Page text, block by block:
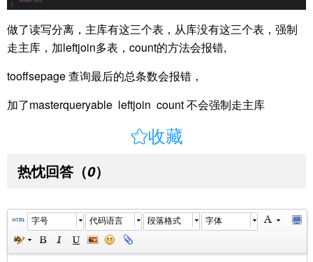
做了读写分离，主库有这三个表，从库没有这三个表，强制
走主库，加leftjoin多表，count的方法会报错,
tooffsepage 查询最后的总条数会报错，
加了masterqueryable leftjoin count 不会强制走主库
收藏
热忱回答 （0）
字号 代码语言 段落格式 字体